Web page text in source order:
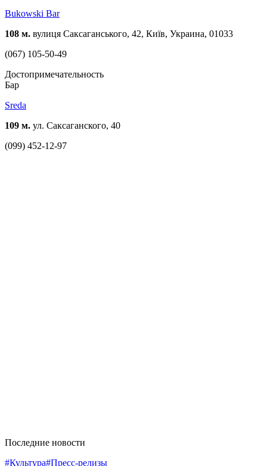
Bukowski Bar
108 м. вулиця Саксаганського, 42, Київ, Украина, 01033
(067) 105-50-49
Достопримечательность
Бар
Sreda
109 м. ул. Саксаганского, 40
(099) 452-12-97
Последние новости
#Культура#Пресс-релизы